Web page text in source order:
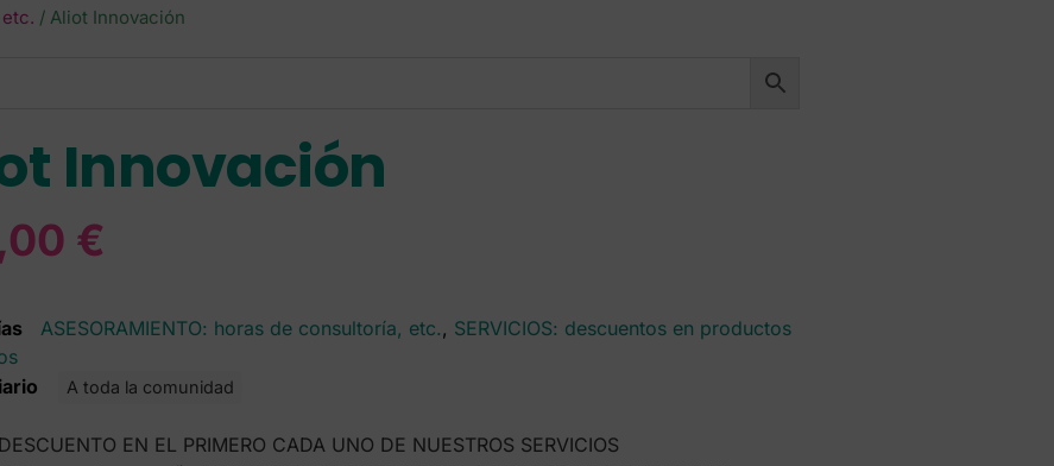
/ Aliot Innovación
Innovación
€
ASESORAMIENTO: horas de consultoría, etc., SERVICIOS: descuentos en productos
A toda la comunidad
EN EL PRIMERO CADA UNO DE NUESTROS SERVICIOS